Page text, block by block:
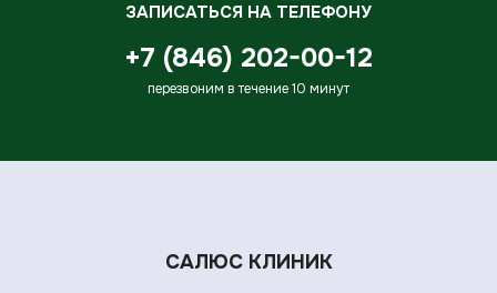
ЗАПИСАТЬСЯ НА ТЕЛЕФОНУ
+7 (846) 202-00-12
перезвоним в течение 10 минут
САЛЮС КЛИНИК